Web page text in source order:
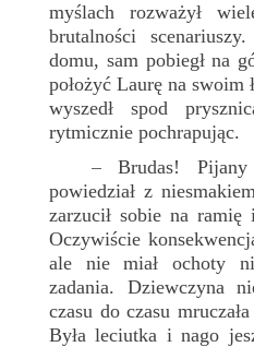
myślach rozważył
brutalności
domu, sam pobiegł na
położyć Laurę na
wyszedł spod
rytmicznie pochrapując.
– Brudas!
powiedział z
zarzucił sobie na ramię
Oczywiście
ale nie miał ochoty
zadania. Dziewczyna
czasu do czasu
Była leciutka i nago